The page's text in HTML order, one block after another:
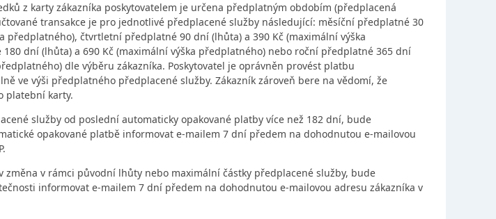
z karty zákazníka poskytovatelem je určena předplatným obdobím (předplacená
transakce je pro jednotlivé předplacené služby následující: měsíční předplatné 30
předplatného), čtvrtletní předplatné 90 dní (lhůta) a 390 Kč (maximální výška
dní (lhůta) a 690 Kč (maximální výška předplatného) nebo roční předplatné 365 dní
dle výběru zákazníka. Poskytovatel je oprávněn provést platbu
ve výši předplatného předplacené služby. Zákazník zároveň bere na vědomí, že
platební karty.
služby od poslední automaticky opakované platby více než 182 dní, bude
opakované platbě informovat e-mailem 7 dní předem na dohodnutou e-mailovou
změna v rámci původní lhůty nebo maximální částky předplacené služby, bude
informovat e-mailem 7 dní předem na dohodnutou e-mailovou adresu zákazníka v